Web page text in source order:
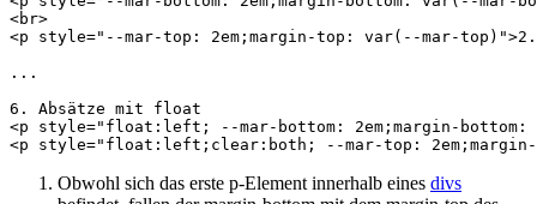
<br>
<p style="--mar-top: 2em;margin-top: var(--mar-top)">
...
<p style="float:left; --mar-bottom: 2em;margin-bottom:
<p style="float:left;clear:both; --mar-top:
Obwohl sich das erste p-Element innerhalb eines divs